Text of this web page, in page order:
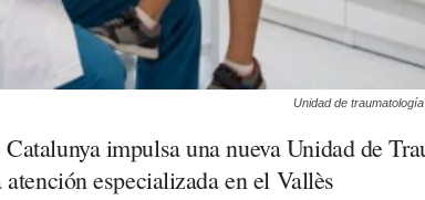
Unidad de
impulsa una nueva Unidad de
especializada en el Vallès